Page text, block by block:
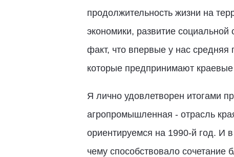
продолжительность жизни на
экономики, развитие
факт, что впервые у нас средняя
которые предпринимают краевые
Я лично удовлетворен итогами
агропромышленная - отрасль
ориентируемся на 1990-й год. И
чему способствовало